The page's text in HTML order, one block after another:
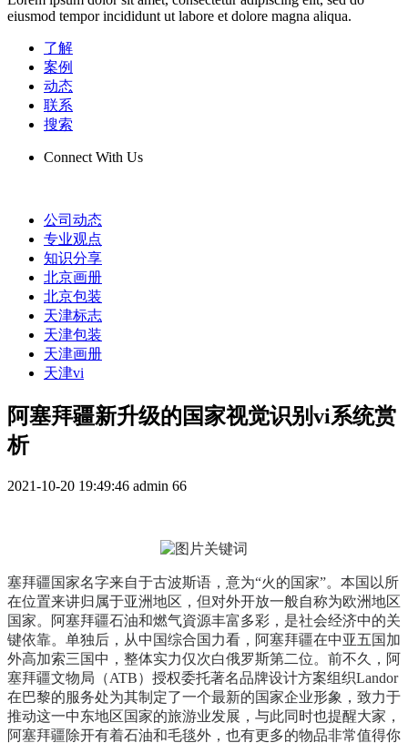
eiusmod tempor incididunt ut labore et dolore magna aliqua.
了解
案例
动态
联系
搜索
Connect With Us
公司动态
专业观点
知识分享
北京画册
北京包装
天津标志
天津包装
天津画册
天津vi
阿塞拜疆新升级的国家视觉识别vi系统赏
析
2021-10-20 19:49:46 admin 66
塞拜疆国家名字来自于古波斯语，意为“火的国家”。本国以所
在位置来讲归属于亚洲地区，但对外开放一般自称为欧洲地区
国家。阿塞拜疆石油和燃气資源丰富多彩，是社会经济中的关
键依靠。单独后，从中国综合国力看，阿塞拜疆在中亚五国加
外高加索三国中，整体实力仅次白俄罗斯第二位。前不久，阿
塞拜疆文物局（ATB）授权委托著名品牌设计方案组织Landor
在巴黎的服务处为其制定了一个最新的国家企业形象，致力于
推动这一中东地区国家的旅游业发展，与此同时也提醒大家，
阿塞拜疆除开有着石油和毛毯外，也有更多的物品非常值得你